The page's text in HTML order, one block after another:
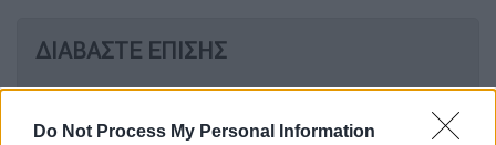
Do Not Process My Personal Information
ΔΙΑΒΑΣΤΕ ΕΠΙΣΗΣ
Κόσμος|13.02.2025 08:28
Εύθραυστη εκεχειρία στη Γάζα: Το